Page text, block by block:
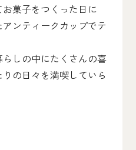
菓子をつくった日に
ンティークカップでテ
しの中にたくさんの喜
の日々を満喫していら